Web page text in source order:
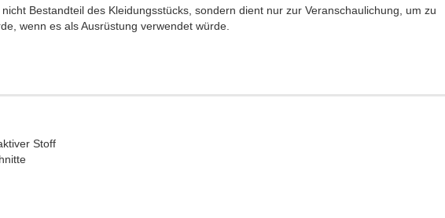
Bestandteil des Kleidungsstücks, sondern dient nur zur Veranschaulichung, um zu
wenn es als Ausrüstung verwendet würde.
Stoff